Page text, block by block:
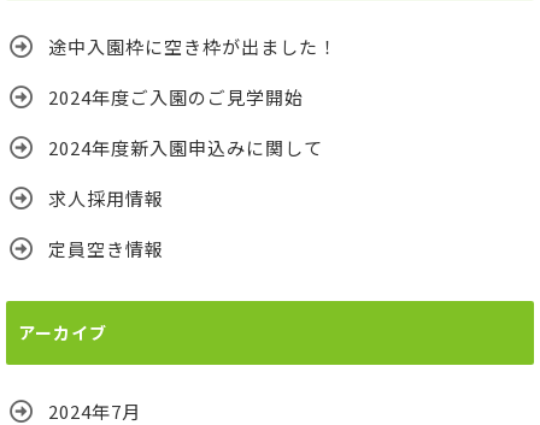
途中入園枠に空き枠が出ました！
2024年度ご入園のご見学開始
2024年度新入園申込みに関して
求人採用情報
定員空き情報
アーカイブ
2024年7月